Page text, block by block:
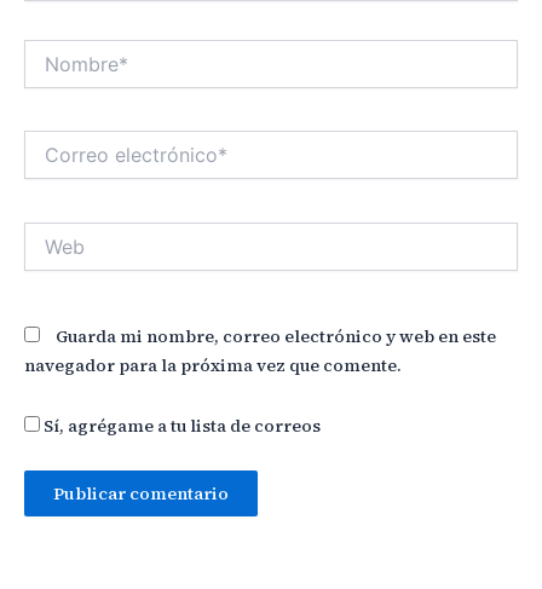
Correo
electrónico*
Guarda mi nombre, correo electrónico y web en este
navegador para la próxima vez que comente.
Sí, agrégame a tu lista de correos